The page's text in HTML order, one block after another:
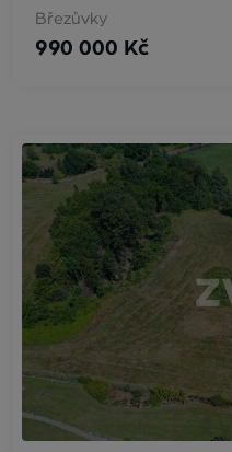
Březůvky
990 000 Kč